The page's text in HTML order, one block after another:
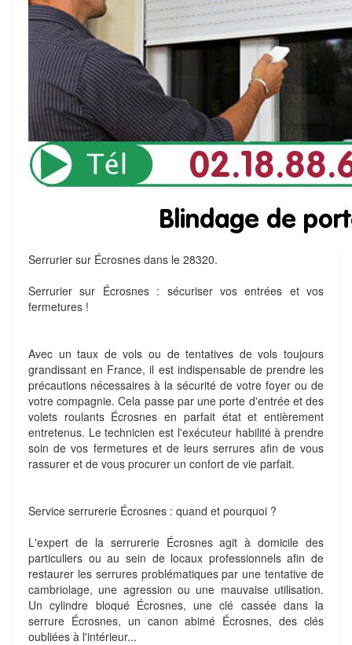
Serrurier sur Écrosnes dans le 28320.
Serrurier sur Écrosnes : sécuriser vos entrées et vos
fermetures !
Avec un taux de vols ou de tentatives de vols toujours
grandissant en France, il est indispensable de prendre les
précautions nécessaires à la sécurité de votre foyer ou de
votre compagnie. Cela passe par une porte d'entrée et des
volets roulants Écrosnes en parfait état et entièrement
entretenus. Le technicien est l'exécuteur habilité à prendre
soin de vos fermetures et de leurs serrures afin de vous
rassurer et de vous procurer un confort de vie parfait.
Service serrurerie Écrosnes : quand et pourquoi ?
L'expert de la serrurerie Écrosnes agit à domicile des
particuliers ou au sein de locaux professionnels afin de
restaurer les serrures problématiques par une tentative de
cambriolage, une agression ou une mauvaise utilisation.
Un cylindre bloqué Écrosnes, une clé cassée dans la
serrure Écrosnes, un canon abimé Écrosnes, des clés
oubliées à l'intérieur...